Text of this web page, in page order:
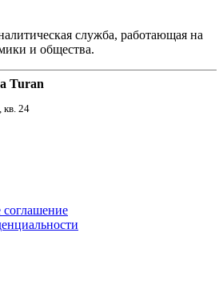
служба, работающая на
и общества.
Turan
кв. 24
соглашение